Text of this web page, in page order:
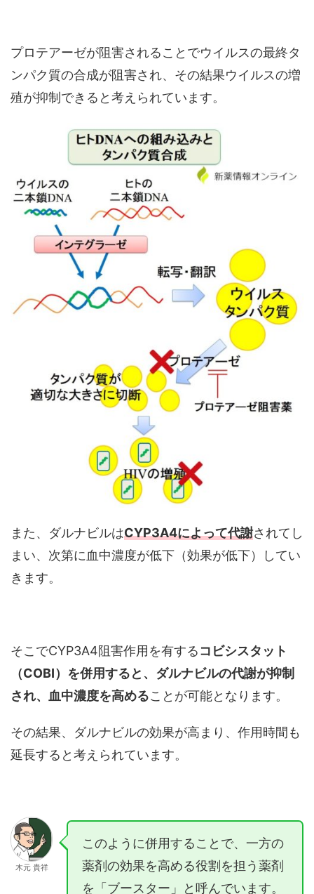
プロテアーゼが阻害されることでウイルスの最終タ
ンパク質の合成が阻害され、その結果ウイルスの増
殖が抑制できると考えられています。
また、ダルナビルはCYP3A4によって代謝されてし
まい、次第に血中濃度が低下（効果が低下）してい
きます。
そこでCYP3A4阻害作用を有するコビシスタット
（COBI）を併用すると、ダルナビルの代謝が抑制
され、血中濃度を高めることが可能となります。
その結果、ダルナビルの効果が高まり、作用時間も
延長すると考えられています。
木元 貴祥
このように併用することで、一方の
薬剤の効果を高める役割を担う薬剤
を「ブースター」と呼んでいます。